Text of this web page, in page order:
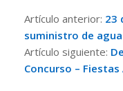
08-
24
Artículo anterior: 23
suministro de
Artículo siguiente:
Concurso –